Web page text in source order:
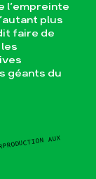
l’empreinte
plus
faire de
géants du
AUX